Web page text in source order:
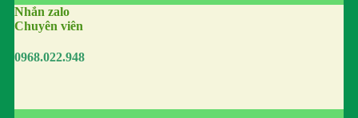
Nhắn zalo
Chuyên viên
0968.022.948